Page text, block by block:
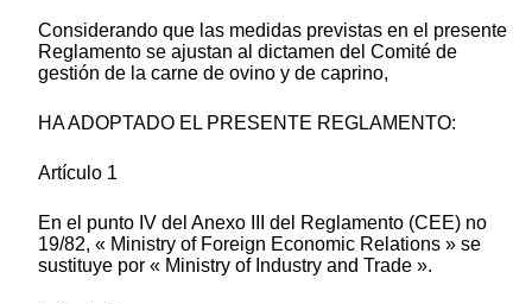
Considerando que las medidas previstas en el presente
Reglamento se ajustan al dictamen del Comité de
gestión de la carne de ovino y de caprino,
HA ADOPTADO EL PRESENTE REGLAMENTO:
Artículo 1
En el punto IV del Anexo III del Reglamento (CEE) no
19/82, « Ministry of Foreign Economic Relations » se
sustituye por « Ministry of Industry and Trade ».